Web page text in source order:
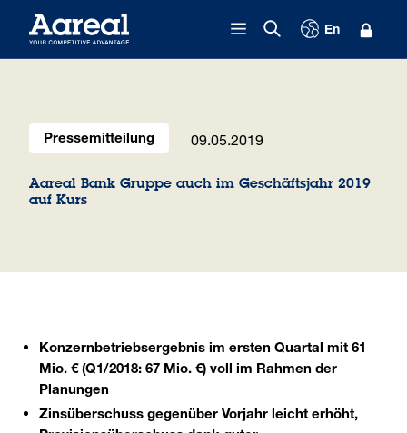
En
Pressemitteilung 09.05.2019
Aareal Bank Gruppe auch im Geschäftsjahr 2019
auf Kurs
Konzernbetriebsergebnis im ersten Quartal mit 61
Mio. € (Q1/2018: 67 Mio. €) voll im Rahmen der
Planungen
Zinsüberschuss gegenüber Vorjahr leicht erhöht,